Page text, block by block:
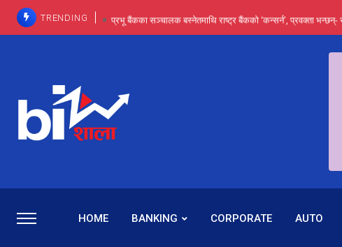
TRENDING प्रभू बैंकका सञ्चालक बस्नेतमाथि राष्ट्र बैंकको ‘कन्सर्न’, प्रवक्ता
प्रभू बैंकमा सेञ्चुरीबाट आएका कर्मचारीमाथि हदैसम्मको विभेदः एउटै
कमाइमा गरिमाको दमदार छलाङ, सेयरधनीलाई २०
प्रभु बैंकमा रमिता : सर्वसाधारणबाट छिरेका बस्नेत संस्थापक बनेर
HOME BANKING CORPORATE AUTO